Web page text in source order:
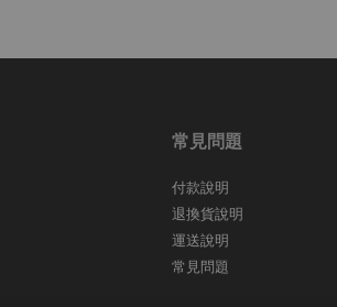
常見問題
付款說明
退換貨說明
運送說明
常見問題